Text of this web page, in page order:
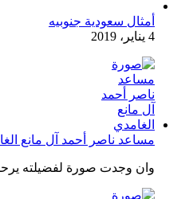
أمثال سعودية جنوبيه
4 يناير، 2019
مساعد ناصر أحمد آل مانع
وان وجدت صورة لفضيلته